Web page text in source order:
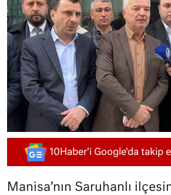
10Haber'i Google'da takip
Manisa’nın Saruhanlı